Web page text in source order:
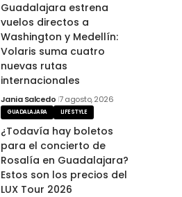
Guadalajara estrena
vuelos directos a
Washington y Medellín:
Volaris suma cuatro
nuevas rutas
internacionales
Jania Salcedo 7 agosto, 2026
GUADALAJARA LIFESTYLE
¿Todavía hay boletos
para el concierto de
Rosalía en Guadalajara?
Estos son los precios del
LUX Tour 2026